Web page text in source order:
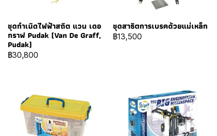
ชุดกำเนิดไฟฟ้าสถิต แวน เดอ
กราฟ Pudak (Van De Graff,
Pudak)
฿30,800
ชุดสาธิตการเบรคด้วยแม่เหล็ก
฿13,500